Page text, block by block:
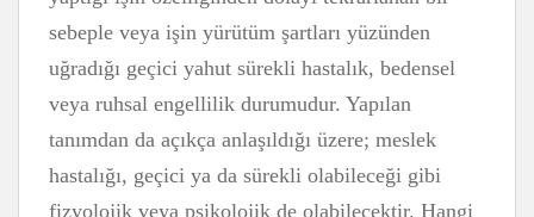
sebeple veya işin yürütüm şartları yüzünden
uğradığı geçici yahut sürekli hastalık, bedensel
veya ruhsal engellilik durumudur. Yapılan
tanımdan da açıkça anlaşıldığı üzere; meslek
hastalığı, geçici ya da sürekli olabileceği gibi
fizyolojik veya psikolojik de olabilecektir. Hangi